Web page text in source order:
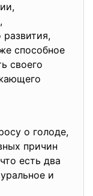
способное
своего
о голоде,
причин
есть два
и